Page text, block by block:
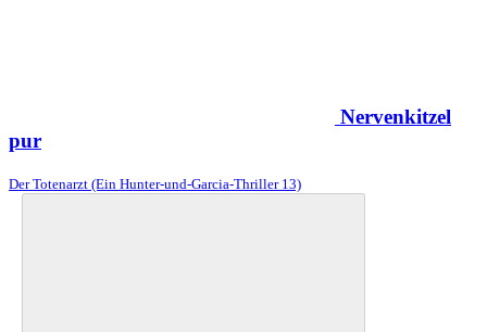
Nervenkitzel
pur
Der Totenarzt (Ein Hunter-und-Garcia-Thriller 13)